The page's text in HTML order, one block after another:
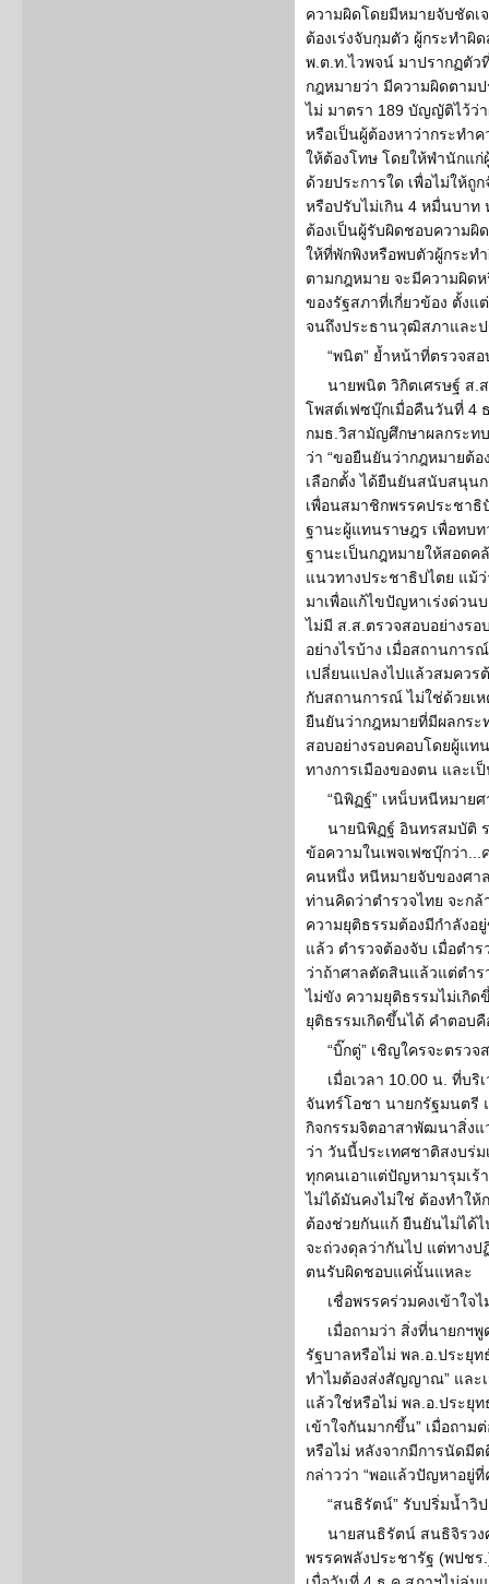
ความผิดโดยมีหมายจับชัดเ
ต้องเร่งจับกุมตัว ผู้กระทำผิ
พ.ต.ท.ไวพจน์ มาปรากฏตัว
กฎหมายว่า มีความผิดตาม
ไม่ มาตรา 189 บัญญัติไว้ว่
หรือเป็นผู้ต้องหาว่ากระทำ
ให้ต้องโทษ โดยให้พำนักแ
ด้วยประการใด เพื่อไม่ให้ถู
หรือปรับไม่เกิน 4 หมื่นบาท
ต้องเป็นผู้รับผิดชอบความผิ
ให้ที่พักพิงหรือพบตัวผู้กระท
ตามกฎหมาย จะมีความผิด
ของรัฐสภาที่เกี่ยวข้อง ตั้งแ
จนถึงประธานวุฒิสภาและ
“พนิต” ย้ำหน้าที่ตรวจส
นายพนิต วิกิตเศรษฐ์ ส
โพสต์เฟซบุ๊กเมื่อคืนวันที่ 4
กมธ.วิสามัญศึกษาผลกระท
ว่า “ขอยืนยันว่ากฎหมายต้
เลือกตั้ง ได้ยืนยันสนับสนุ
เพื่อนสมาชิกพรรคประชาธิ
ฐานะผู้แทนราษฎร เพื่อทบ
ฐานะเป็นกฎหมายให้สอด
แนวทางประชาธิปไตย แม้
มาเพื่อแก้ไขปัญหาเร่งด่วน
ไม่มี ส.ส.ตรวจสอบอย่างร
อย่างไรบ้าง เมื่อสถานการ
เปลี่ยนแปลงไปแล้วสมควร
กับสถานการณ์ ไม่ใช่ด้วยเ
ยืนยันว่ากฎหมายที่มีผลกระ
สอบอย่างรอบคอบโดยผู้แท
ทางการเมืองของตน และเ
“นิพิฏฐ์” เหน็บหนีหมาย
นายนิพิฏฐ์ อินทรสมบัติ
ข้อความในเพจเฟซบุ๊กว่า
คนหนึ่ง หนีหมายจับของศา
ท่านคิดว่าตำรวจไทย จะก
ความยุติธรรมต้องมีกำลังอ
แล้ว ตำรวจต้องจับ เมื่อต
ว่าถ้าศาลตัดสินแล้วแต่ตำ
ไม่ขัง ความยุติธรรมไม่เกิด
ยุติธรรมเกิดขึ้นได้ คำตอบคื
“บิ๊กตู่” เชิญใครจะตรวจ
เมื่อเวลา 10.00 น. ที่บ
จันทร์โอชา นายกรัฐมนตรี
กิจกรรมจิตอาสาพัฒนาสิ่ง
ว่า วันนี้ประเทศชาติสงบร่
ทุกคนเอาแต่ปัญหามารุมเร้
ไม่ได้มันคงไม่ใช่ ต้องทำใ
ต้องช่วยกันแก้ ยืนยันไม่ได้
จะถ่วงดุลว่ากันไป แต่ทางป
ตนรับผิดชอบแค่นั้นแหละ
เชื่อพรรคร่วมคงเข้าใจ
เมื่อถามว่า สิ่งที่นายกฯ
รัฐบาลหรือไม่ พล.อ.ประยุ
ทำไมต้องส่งสัญญาณ” และเ
แล้วใช่หรือไม่ พล.อ.ประยุท
เข้าใจกันมากขึ้น” เมื่อถา
หรือไม่ หลังจากมีการนัดมี
กล่าวว่า “พอแล้วปัญหาอยู่
“สนธิรัตน์” รับปริ่มน้ำวิ
นายสนธิรัตน์ สนธิจิรวง
พรรคพลังประชารัฐ (พปชร